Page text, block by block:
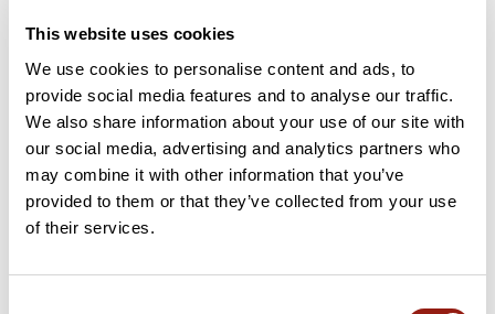
This website uses cookies
We use cookies to personalise content and ads, to
provide social media features and to analyse our traffic.
We also share information about your use of our site with
our social media, advertising and analytics partners who
may combine it with other information that you’ve
provided to them or that they’ve collected from your use
of their services.
Cols le long du parcours
45 km